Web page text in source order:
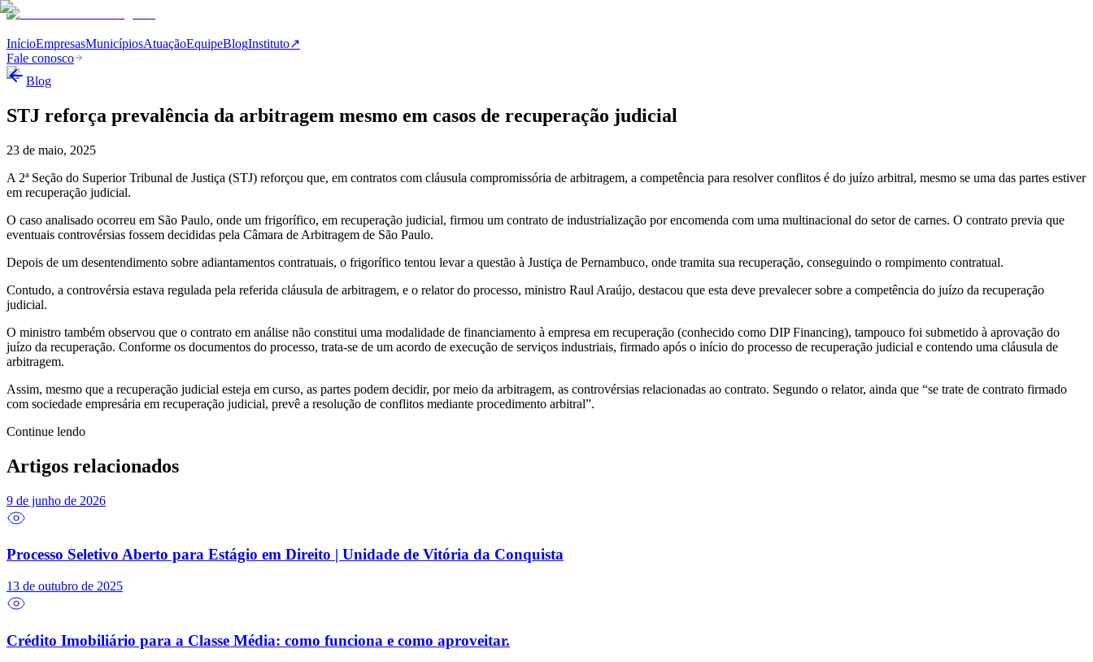
InícioEmpresasMunicípiosAtuaçãoEquipeBlogInstituto↗
Fale conosco
Blog
STJ reforça prevalência da arbitragem mesmo em casos de recuperação judicial
23 de maio, 2025
A 2ª Seção do Superior Tribunal de Justiça (STJ) reforçou que, em contratos com cláusula compromissória de arbitragem, a competência para resolver conflitos é do juízo arbitral, mesmo se uma das partes estiver
em recuperação judicial.
O caso analisado ocorreu em São Paulo, onde um frigorífico, em recuperação judicial, firmou um contrato de industrialização por encomenda com uma multinacional do setor de carnes. O contrato previa que
eventuais controvérsias fossem decididas pela Câmara de Arbitragem de São Paulo.
Depois de um desentendimento sobre adiantamentos contratuais, o frigorífico tentou levar a questão à Justiça de Pernambuco, onde tramita sua recuperação, conseguindo o rompimento contratual.
Contudo, a controvérsia estava regulada pela referida cláusula de arbitragem, e o relator do processo, ministro Raul Araújo, destacou que esta deve prevalecer sobre a competência do juízo da recuperação
judicial.
O ministro também observou que o contrato em análise não constitui uma modalidade de financiamento à empresa em recuperação (conhecido como DIP Financing), tampouco foi submetido à aprovação do
juízo da recuperação. Conforme os documentos do processo, trata-se de um acordo de execução de serviços industriais, firmado após o início do processo de recuperação judicial e contendo uma cláusula de
arbitragem.
Assim, mesmo que a recuperação judicial esteja em curso, as partes podem decidir, por meio da arbitragem, as controvérsias relacionadas ao contrato. Segundo o relator, ainda que “se trate de contrato firmado
com sociedade empresária em recuperação judicial, prevê a resolução de conflitos mediante procedimento arbitral”.
Continue lendo
Artigos relacionados
9 de junho de 2026
Processo Seletivo Aberto para Estágio em Direito | Unidade de Vitória da Conquista
13 de outubro de 2025
Crédito Imobiliário para a Classe Média: como funciona e como aproveitar.